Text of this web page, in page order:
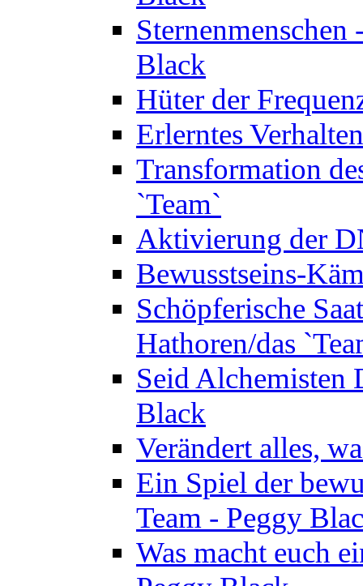
Black
Hüter der
Erlerntes
Transformation
`Team`
Aktivierung der
Bewusstseins-
Schöpferische
Hathoren/das
Seid Alchemisten
Black
Verändert alles,
Ein Spiel der
Team - Peggy
Was macht euch